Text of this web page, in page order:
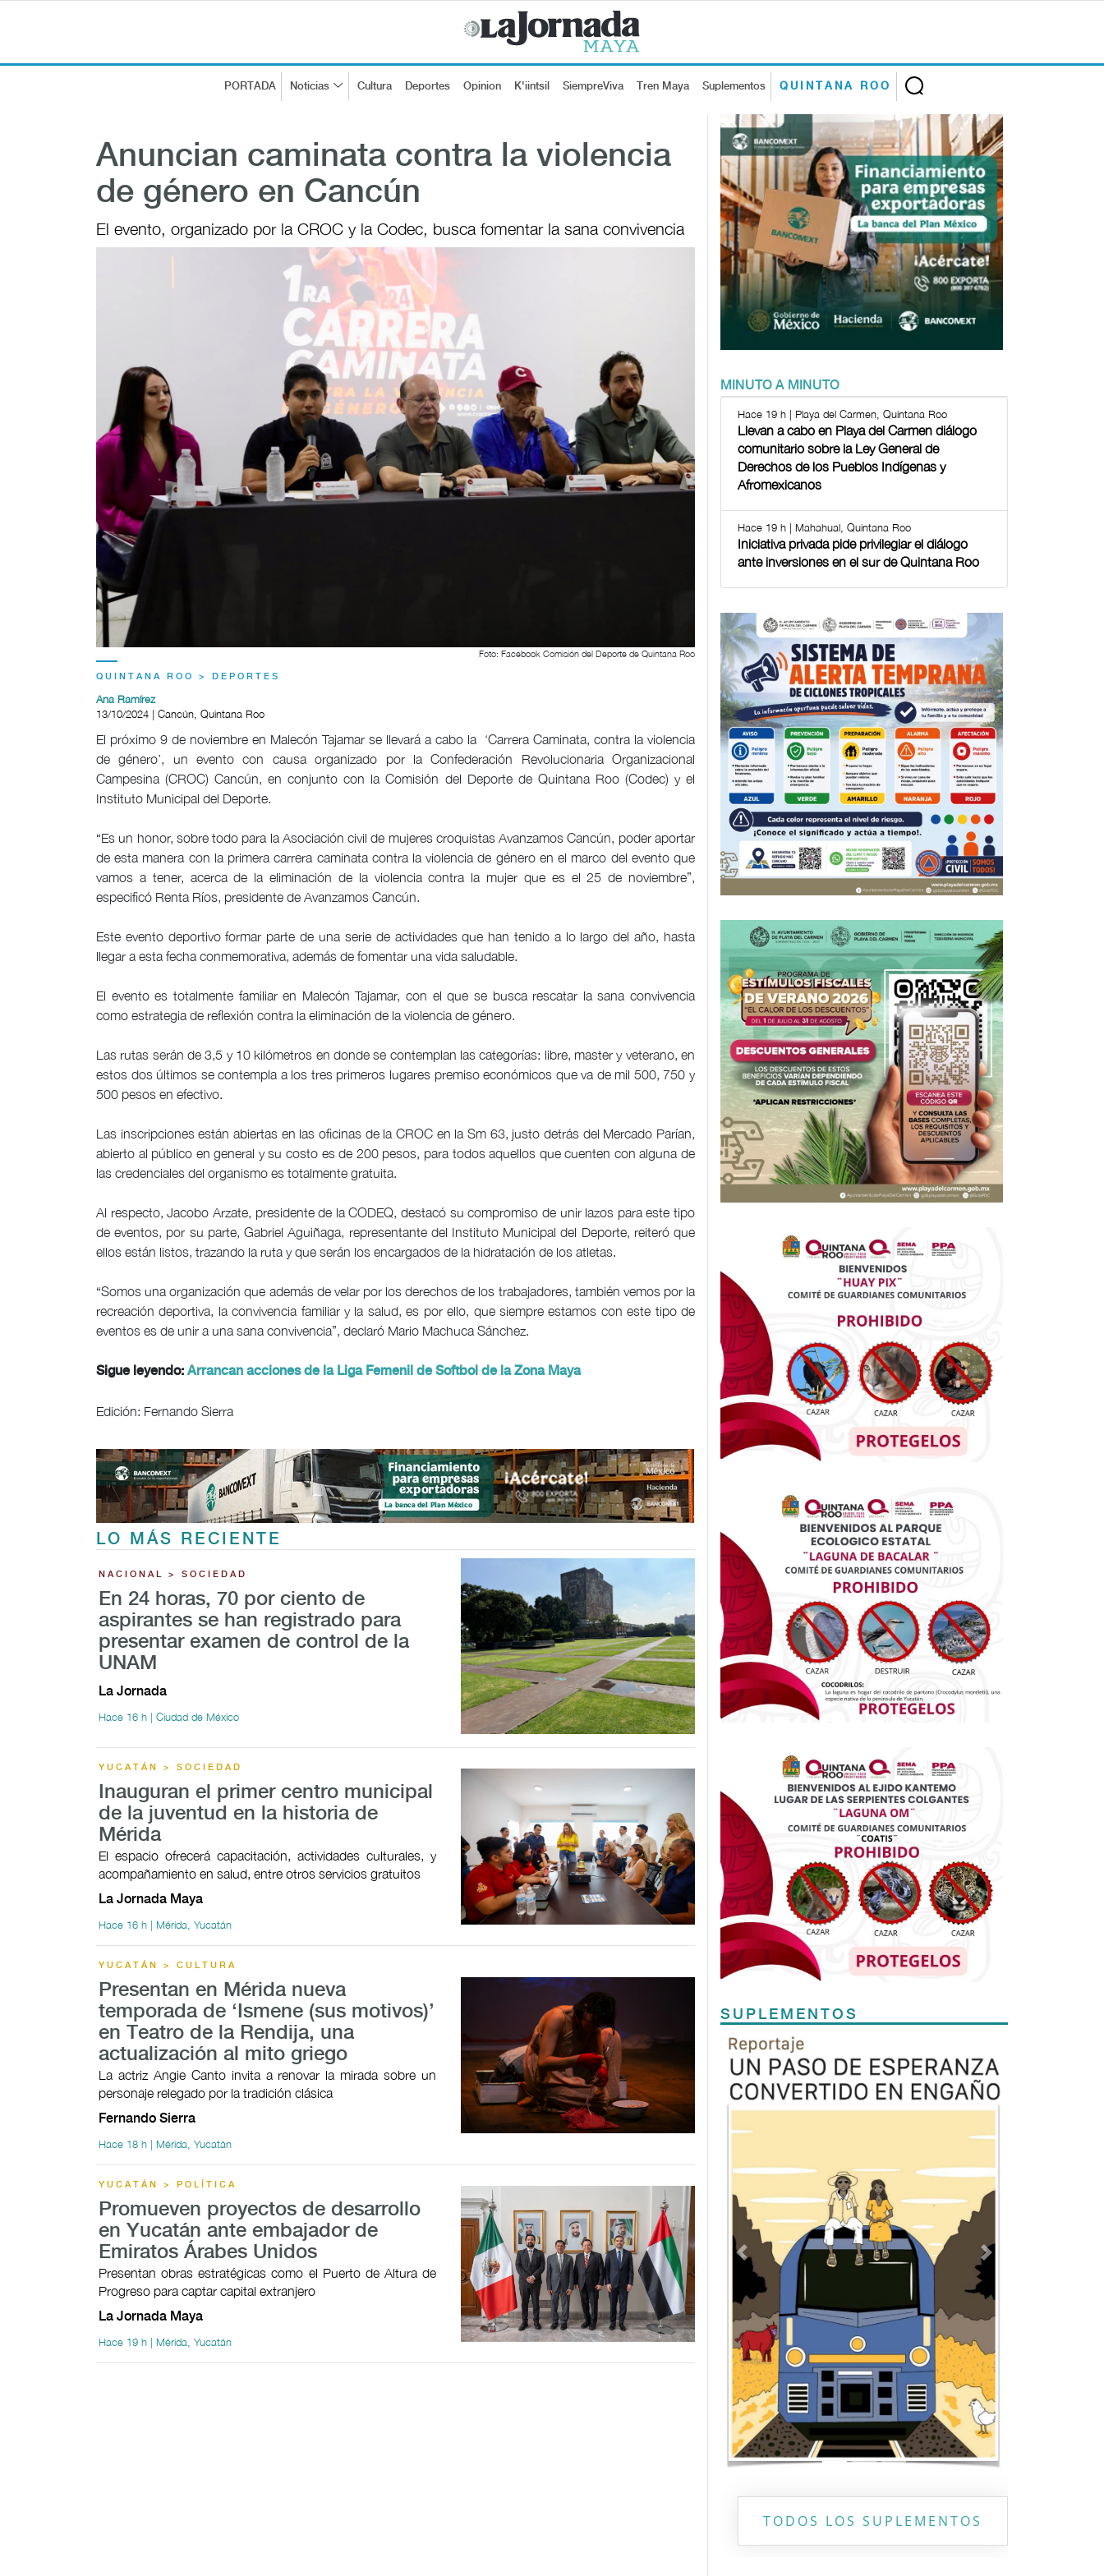
PORTADA Noticias Cultura Deportes Opinion K'iintsil SiempreViva Tren Maya Suplementos QUINTANA ROO
Anuncian caminata contra la violencia
de género en Cancún
El evento, organizado por la CROC y la Codec, busca fomentar la sana convivencia
Foto: Facebook Comisión del Deporte de Quintana Roo
QUINTANA ROO > DEPORTES
Ana Ramírez
13/10/2024 | Cancún, Quintana Roo
El próximo 9 de noviembre en Malecón Tajamar se llevará a cabo la ‘Carrera Caminata, contra la violencia
de género’, un evento con causa organizado por la Confederación Revolucionaria Organizacional
Campesina (CROC) Cancún, en conjunto con la Comisión del Deporte de Quintana Roo (Codec) y el
Instituto Municipal del Deporte.
“Es un honor, sobre todo para la Asociación civil de mujeres croquistas Avanzamos Cancún, poder aportar
de esta manera con la primera carrera caminata contra la violencia de género en el marco del evento que
vamos a tener, acerca de la eliminación de la violencia contra la mujer que es el 25 de noviembre”,
especificó Renta Ríos, presidente de Avanzamos Cancún.
Este evento deportivo formar parte de una serie de actividades que han tenido a lo largo del año, hasta
llegar a esta fecha conmemorativa, además de fomentar una vida saludable.
El evento es totalmente familiar en Malecón Tajamar, con el que se busca rescatar la sana convivencia
como estrategia de reflexión contra la eliminación de la violencia de género.
Las rutas serán de 3,5 y 10 kilómetros en donde se contemplan las categorías: libre, master y veterano, en
estos dos últimos se contempla a los tres primeros lugares premiso económicos que va de mil 500, 750 y
500 pesos en efectivo.
Las inscripciones están abiertas en las oficinas de la CROC en la Sm 63, justo detrás del Mercado Parían,
abierto al público en general y su costo es de 200 pesos, para todos aquellos que cuenten con alguna de
las credenciales del organismo es totalmente gratuita.
Al respecto, Jacobo Arzate, presidente de la CODEQ, destacó su compromiso de unir lazos para este tipo
de eventos, por su parte, Gabriel Aguiñaga, representante del Instituto Municipal del Deporte, reiteró que
ellos están listos, trazando la ruta y que serán los encargados de la hidratación de los atletas.
“Somos una organización que además de velar por los derechos de los trabajadores, también vemos por la
recreación deportiva, la convivencia familiar y la salud, es por ello, que siempre estamos con este tipo de
eventos es de unir a una sana convivencia”, declaró Mario Machuca Sánchez.
Sigue leyendo: Arrancan acciones de la Liga Femenil de Softbol de la Zona Maya
Edición: Fernando Sierra
LO MÁS RECIENTE
NACIONAL > SOCIEDAD
En 24 horas, 70 por ciento de
aspirantes se han registrado para
presentar examen de control de la
UNAM
La Jornada
Hace 16 h | Ciudad de México
YUCATÁN > SOCIEDAD
Inauguran el primer centro municipal
de la juventud en la historia de
Mérida
El espacio ofrecerá capacitación, actividades culturales, y
acompañamiento en salud, entre otros servicios gratuitos
La Jornada Maya
Hace 16 h | Mérida, Yucatán
YUCATÁN > CULTURA
Presentan en Mérida nueva
temporada de ‘Ismene (sus motivos)’
en Teatro de la Rendija, una
actualización al mito griego
La actriz Angie Canto invita a renovar la mirada sobre un
personaje relegado por la tradición clásica
Fernando Sierra
Hace 18 h | Mérida, Yucatán
YUCATÁN > POLÍTICA
Promueven proyectos de desarrollo
en Yucatán ante embajador de
Emiratos Árabes Unidos
Presentan obras estratégicas como el Puerto de Altura de
Progreso para captar capital extranjero
La Jornada Maya
Hace 19 h | Mérida, Yucatán
MINUTO A MINUTO
Hace 19 h | Playa del Carmen, Quintana Roo
Llevan a cabo en Playa del Carmen diálogo
comunitario sobre la Ley General de
Derechos de los Pueblos Indígenas y
Afromexicanos
Hace 19 h | Mahahual, Quintana Roo
Iniciativa privada pide privilegiar el diálogo
ante inversiones en el sur de Quintana Roo
SUPLEMENTOS
Previous
TODOS LOS SUPLEMENTOS